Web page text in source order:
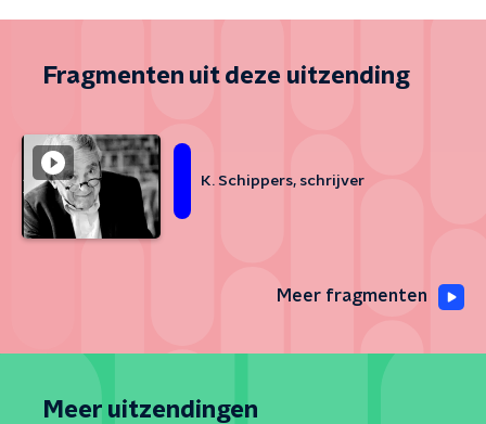
Fragmenten uit deze uitzending
K. Schippers, schrijver
Meer fragmenten
Meer uitzendingen